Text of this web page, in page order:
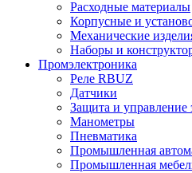
Расходные материалы
Корпусные и
Механические
Наборы и
Промэлектроника
Реле RBUZ
Датчики
Защита и управление
Манометры
Пневматика
Промышленная
Промышленная